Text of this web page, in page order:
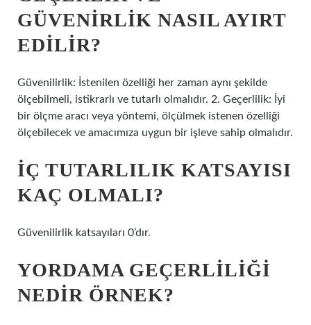
GÜVENIRLIK NASIL AYIRT
EDILIR?
Güvenilirlik: İstenilen özelliği her zaman aynı şekilde
ölçebilmeli, istikrarlı ve tutarlı olmalıdır. 2. Geçerlilik: İyi
bir ölçme aracı veya yöntemi, ölçülmek istenen özelliği
ölçebilecek ve amacımıza uygun bir işleve sahip olmalıdır.
İÇ TUTARLILIK KATSAYISI
KAÇ OLMALI?
Güvenilirlik katsayıları 0’dır.
YORDAMA GEÇERLILIĞI
NEDIR ÖRNEK?